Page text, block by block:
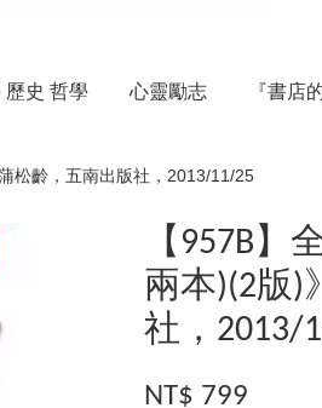
歷史 哲學 心靈勵志 『書店
松齡，五南出版社，2013/11/25
【957B】
兩本)(2版)
社，2013/
NT$ 799